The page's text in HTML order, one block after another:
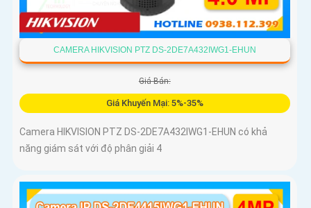
CAMERA HIKVISION PTZ DS-2DE7A432IWG1-EHUN
Giá Bán:
Giá Khuyến Mại: 5%-35%
Camera HIKVISION PTZ DS-2DE7A432IWG1-EHUN có khả
năng giám sát với độ phân giải 4